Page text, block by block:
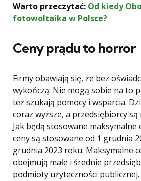
Warto przeczytać: Od kiedy
fotowoltaika w Polsce?
Ceny prądu to horror
Firmy obawiają się, że bez
wykończą. Nie mogą sobie na to
też szukają pomocy i wsparcia.
coraz wyższe, a przedsiębiorcy
Jak będą stosowane maksymalne
ceny są stosowane od 1 grudnia
grudnia 2023 roku. Maksymalne
obejmują małe i średnie
podmioty użyteczności publicznej.